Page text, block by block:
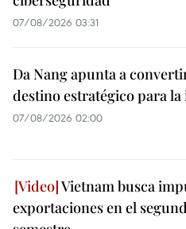
07/08/2026 03:31
Da Nang apunta a
destino estratégico para
07/08/2026 02:00
Vietnam busca
exportaciones en el